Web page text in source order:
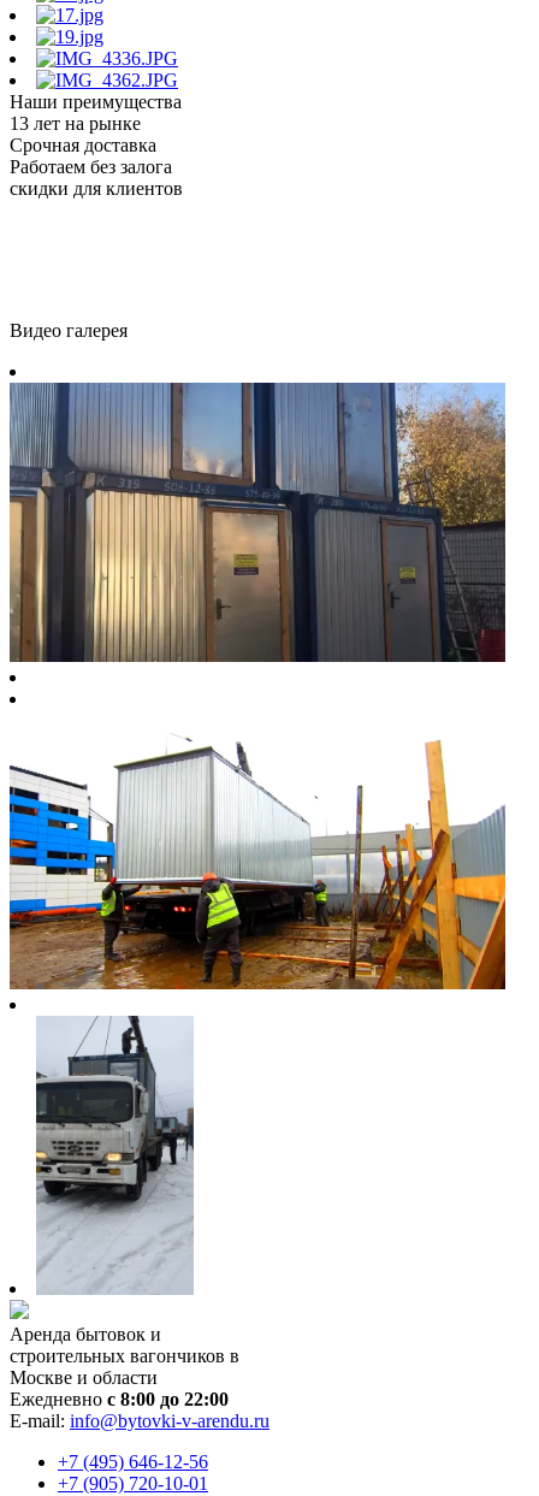
Наши преимущества
13 лет на рынке
Срочная доставка
Работаем без залога
скидки для клиентов
Видео галерея
Аренда бытовок и
строительных вагончиков в
Москве и области
Ежедневно с 8:00 до 22:00
E-mail: info@bytovki-v-arendu.ru
+7 (495) 646-12-56
+7 (905) 720-10-01